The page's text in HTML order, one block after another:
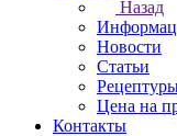
Назад
Новости
Статьи
Цена на
Контакты